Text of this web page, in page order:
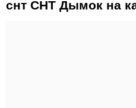
снт СНТ Дымок на